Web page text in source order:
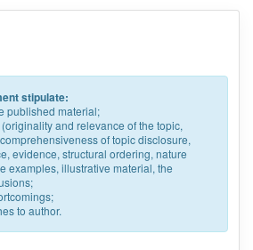
stipulate:
published material;
and relevance of the topic,
of topic disclosure,
evidence, structural ordering, nature
examples, illustrative material, the
to author.